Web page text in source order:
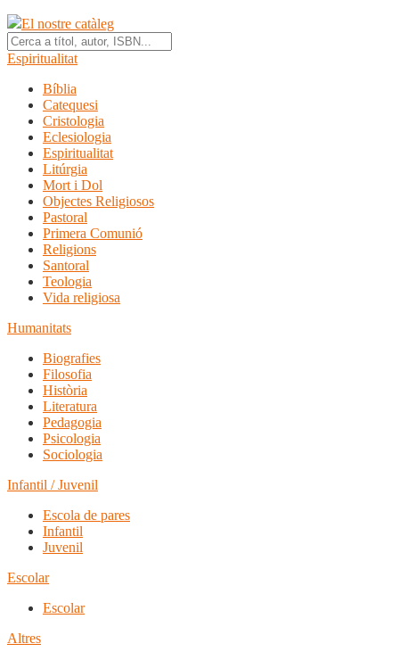
El nostre catàleg
Espiritualitat
Bíblia
Catequesi
Cristologia
Eclesiologia
Espiritualitat
Litúrgia
Mort i Dol
Objectes Religiosos
Pastoral
Primera Comunió
Religions
Santoral
Teologia
Vida religiosa
Humanitats
Biografies
Filosofia
Història
Literatura
Pedagogia
Psicologia
Sociologia
Infantil / Juvenil
Escola de pares
Infantil
Juvenil
Escolar
Escolar
Altres